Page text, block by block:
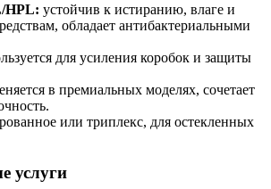
HPL: устойчив к истиранию, влаге и
обладает антибактериальными
для усиления коробок и защиты
в премиальных моделях, сочетает
или триплекс, для остекленных
услуги